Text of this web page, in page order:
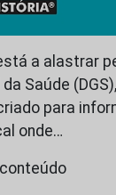
a alastrar
Saúde
para
onde…